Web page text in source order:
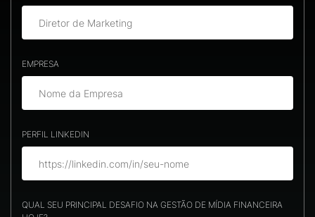
EMPRESA
PERFIL LINKEDIN
QUAL SEU PRINCIPAL DESAFIO NA GESTÃO DE MÍDIA FINANCEIRA